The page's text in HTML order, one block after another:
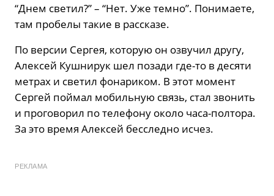
“Днем светил?” – “Нет. Уже темно”. Понимаете,
там пробелы такие в рассказе.
По версии Сергея, которую он озвучил другу,
Алексей Кушнирук шел позади где-то в десяти
метрах и светил фонариком. В этот момент
Сергей поймал мобильную связь, стал звонить
и проговорил по телефону около часа-полтора.
За это время Алексей бесследно исчез.
РЕКЛАМА